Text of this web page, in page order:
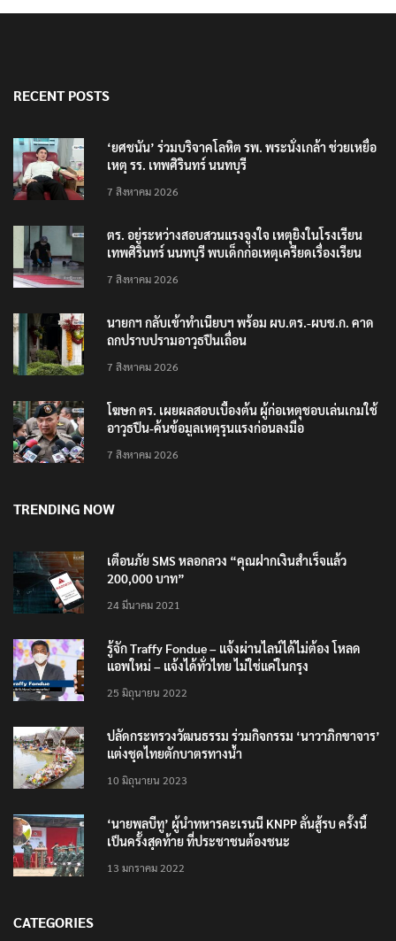
RECENT POSTS
‘ยศชนัน’ ร่วมบริจาคโลหิต รพ. พระนั่งเกล้า ช่วยเหยื่อ
เหตุ รร. เทพศิรินทร์ นนทบุรี
7 สิงหาคม 2026
ตร. อยู่ระหว่างสอบสวนแรงจูงใจ เหตุยิงในโรงเรียน
เทพศิรินทร์ นนทบุรี พบเด็กก่อเหตุเครียดเรื่องเรียน
7 สิงหาคม 2026
นายกฯ กลับเข้าทำเนียบฯ พร้อม ผบ.ตร.-ผบช.ก. คาด
ถกปราบปรามอาวุธปืนเถื่อน
7 สิงหาคม 2026
โฆษก ตร. เผยผลสอบเบื้องต้น ผู้ก่อเหตุชอบเล่นเกมใช้
อาวุธปืน-ค้นข้อมูลเหตุรุนแรงก่อนลงมือ
7 สิงหาคม 2026
TRENDING NOW
เตือนภัย SMS หลอกลวง “คุณฝากเงินสำเร็จแล้ว
200,000 บาท”
24 มีนาคม 2021
รู้จัก Traffy Fondue – แจ้งผ่านไลน์ได้ไม่ต้อง โหลด
แอพใหม่ – แจ้งได้ทั่วไทย ไม่ใช่แค่ในกรุง
25 มิถุนายน 2022
ปลัดกระทรวงวัฒนธรรม ร่วมกิจกรรม ‘นาวาภิกขาจาร’
แต่งชุดไทยตักบาตรทางน้ำ
10 มิถุนายน 2023
‘นายพลบีทู’ ผู้นำทหารคะเรนนี KNPP ลั่นสู้รบ ครั้งนี้
เป็นครั้งสุดท้าย ที่ประชาชนต้องชนะ
13 มกราคม 2022
CATEGORIES